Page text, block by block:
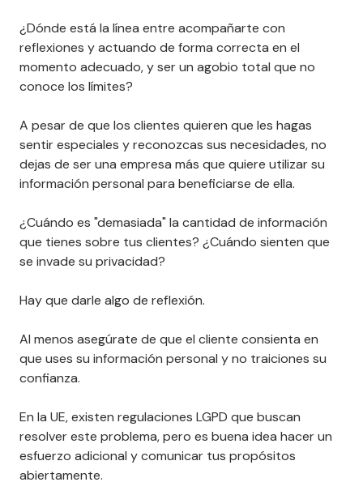
¿Dónde está la línea entre acompañarte con
reflexiones y actuando de forma correcta en el
momento adecuado, y ser un agobio total que no
conoce los límites?
A pesar de que los clientes quieren que les hagas
sentir especiales y reconozcas sus necesidades, no
dejas de ser una empresa más que quiere utilizar su
información personal para beneficiarse de ella.
¿Cuándo es "demasiada" la cantidad de información
que tienes sobre tus clientes? ¿Cuándo sienten que
se invade su privacidad?
Hay que darle algo de reflexión.
Al menos asegúrate de que el cliente consienta en
que uses su información personal y no traiciones su
confianza.
En la UE, existen regulaciones LGPD que buscan
resolver este problema, pero es buena idea hacer un
esfuerzo adicional y comunicar tus propósitos
abiertamente.